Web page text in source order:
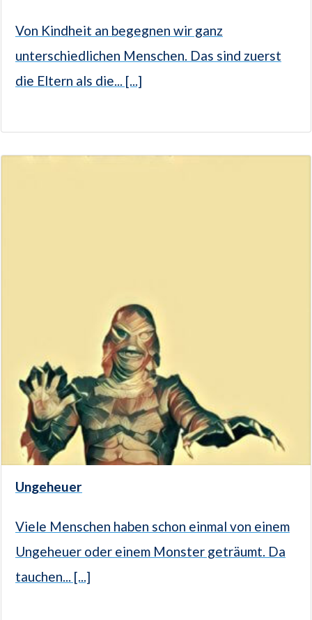
Von Kindheit an begegnen wir ganz
unterschiedlichen Menschen. Das sind zuerst
die Eltern als die... [...]
Ungeheuer
Viele Menschen haben schon einmal von einem
Ungeheuer oder einem Monster geträumt. Da
tauchen... [...]